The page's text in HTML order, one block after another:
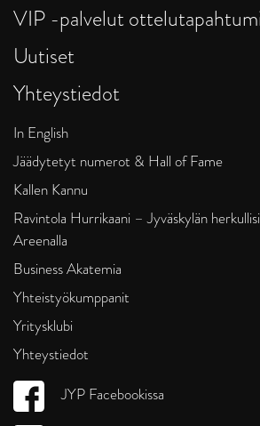
VIP -palvelut
Uutiset
Yhteystiedot
In English
Jäädytetyt numerot & Hall of Fame
Kallen Kannu
Ravintola Hurrikaani – Jyväskylän
Areenalla
Business Akatemia
Yhteistyökumppanit
Yritysklubi
Yhteystiedot
JYP Facebookissa